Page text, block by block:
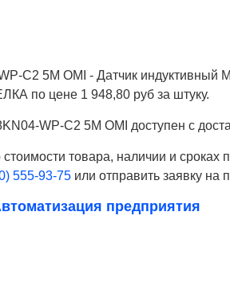
C2 5M OMI - Датчик индуктивный
по цене 1 948,80 руб за штуку.
WP-C2 5M OMI доступен с
товара, наличии и сроках
555-93-75 или отправить заявку на
предприятия
имя